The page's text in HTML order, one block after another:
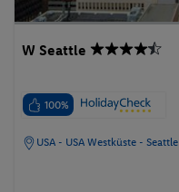
W Seattle
100%
USA - USA Westküste - Seattle